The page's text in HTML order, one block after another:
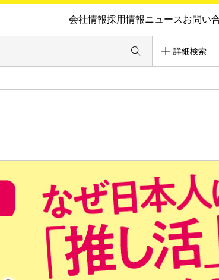
会社情報採用情報ニュースお問い
詳細検索